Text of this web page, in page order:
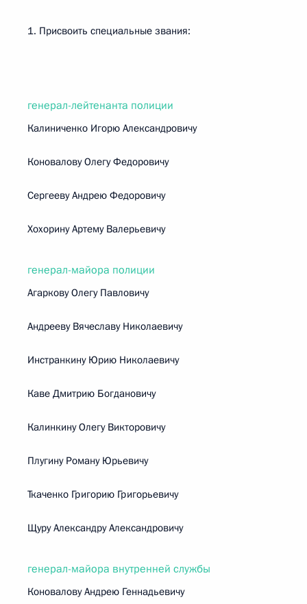
1. Присвоить специальные звания:
генерал-лейтенанта полиции
Калиниченко Игорю Александровичу
Коновалову Олегу Федоровичу
Сергееву Андрею Федоровичу
Хохорину Артему Валерьевичу
генерал-майора полиции
Агаркову Олегу Павловичу
Андрееву Вячеславу Николаевичу
Инстранкину Юрию Николаевичу
Каве Дмитрию Богдановичу
Калинкину Олегу Викторовичу
Плугину Роману Юрьевичу
Ткаченко Григорию Григорьевичу
Щуру Александру Александровичу
генерал-майора внутренней службы
Коновалову Андрею Геннадьевичу